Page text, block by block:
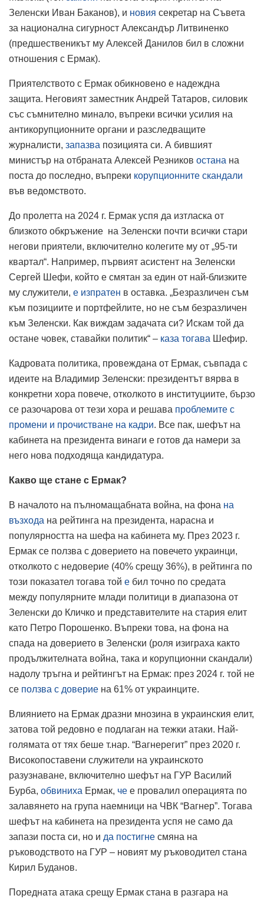
Зеленски Иван Баканов), и новия секретар на Съвета
за национална сигурност Александър Литвиненко
(предшественикът му Алексей Данилов бил в сложни
отношения с Ермак).
Приятелството с Ермак обикновено е надеждна
защита. Неговият заместник Андрей Татаров, силовик
със съмнително минало, въпреки всички усилия на
антикорупционните органи и разследващите
журналисти, запазва позицията си. А бившият
министър на отбраната Алексей Резников остана на
поста до последно, въпреки корупционните скандали
във ведомството.
До пролетта на 2024 г. Ермак успя да изтласка от
близкото обкръжение на Зеленски почти всички стари
негови приятели, включително колегите му от „95-ти
квартал“. Например, първият асистент на Зеленски
Сергей Шефи, който е смятан за един от най-близките
му служители, е изпратен в оставка. „Безразличен съм
към позициите и портфейлите, но не съм безразличен
към Зеленски. Как виждам задачата си? Искам той да
остане човек, ставайки политик“ – каза тогава Шефир.
Кадровата политика, провеждана от Ермак, съвпада с
идеите на Владимир Зеленски: президентът вярва в
конкретни хора повече, отколкото в институциите, бързо
се разочарова от тези хора и решава проблемите с
промени и прочистване на кадри. Все пак, шефът на
кабинета на президента винаги е готов да намери за
него нова подходяща кандидатура.
Какво ще стане с Ермак?
В началото на пълномащабната война, на фона на
възхода на рейтинга на президента, нарасна и
популярността на шефа на кабинета му. През 2023 г.
Ермак се ползва с доверието на повечето украинци,
отколкото с недоверие (40% срещу 36%), в рейтинга по
този показател тогава той е бил точно по средата
между популярните млади политици в диапазона от
Зеленски до Кличко и представителите на стария елит
като Петро Порошенко. Въпреки това, на фона на
спада на доверието в Зеленски (роля изиграха както
продължителната война, така и корупционни скандали)
надолу тръгна и рейтингът на Ермак: през 2024 г. той не
се ползва с доверие на 61% от украинците.
Влиянието на Ермак дразни мнозина в украинския елит,
затова той редовно е подлаган на тежки атаки. Най-
голямата от тях беше т.нар. “Вагнерегит” през 2020 г.
Високопоставени служители на украинското
разузнаване, включително шефът на ГУР Василий
Бурба, обвиниха Ермак, че е провалил операцията по
залавянето на група наемници на ЧВК “Вагнер”. Тогава
шефът на кабинета на президента успя не само да
запази поста си, но и да постигне смяна на
ръководството на ГУР – новият му ръководител стана
Кирил Буданов.
Поредната атака срещу Ермак стана в разгара на